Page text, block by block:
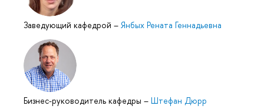
Заведующий кафедрой – Янбых Рената Геннадьевна
Бизнес-руководитель кафедры – Штефан Дюрр